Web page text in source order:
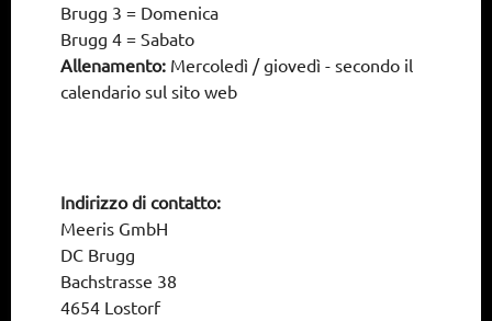
Brugg 3 = Domenica
Brugg 4 = Sabato
Allenamento: Mercoledì / giovedì - secondo il
calendario sul sito web
Indirizzo di contatto:
Meeris GmbH
DC Brugg
Bachstrasse 38
4654 Lostorf